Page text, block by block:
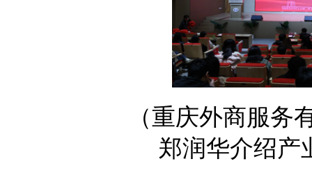
（重庆外商服务
郑润华介绍产